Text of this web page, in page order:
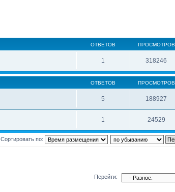
ОТВЕТОВ ПРОСМОТРОВ
1 318246
ОТВЕТОВ ПРОСМОТРОВ
5 188927
1 24529
Сортировать по:
Перейти: